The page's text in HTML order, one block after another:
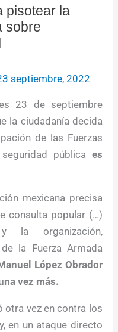
pisotear la
sobre
septiembre, 2022
23 de septiembre
la ciudadanía decida
de las Fuerzas
pública es
mexicana precisa
consulta popular (…)
la organización,
la Fuerza Armada
López Obrador
vez más.
otra vez en contra los
en un ataque directo